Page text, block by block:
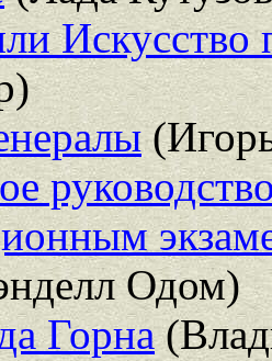
Искусство
Одом)
Горна